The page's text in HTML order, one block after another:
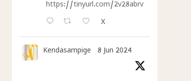
https://tinyurl.com/2v28abrv
X
Kendasampige 8 Jun 2024